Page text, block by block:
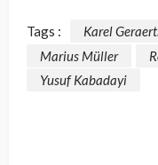
Tags : Karel
Marius Müller
Yusuf Kabadayi